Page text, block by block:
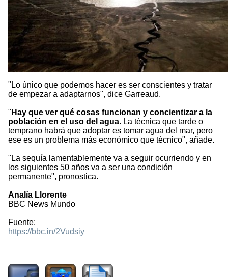
"Lo único que podemos hacer es ser conscientes y tratar
de empezar a adaptarnos", dice Garreaud.
" Hay que ver qué cosas funcionan y concientizar a la
población en el uso del agua. La técnica que tarde o
temprano habrá que adoptar es tomar agua del mar, pero
ese es un problema más económico que técnico", añade.
"La sequía lamentablemente va a seguir ocurriendo y en
los siguientes 50 años va a ser una condición
permanente", pronostica.
Analía Llorente
BBC News Mundo
Fuente:
https://bbc.in/2Vudsiy